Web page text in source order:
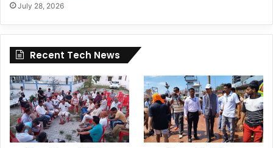
July 28, 2026
Recent Tech News